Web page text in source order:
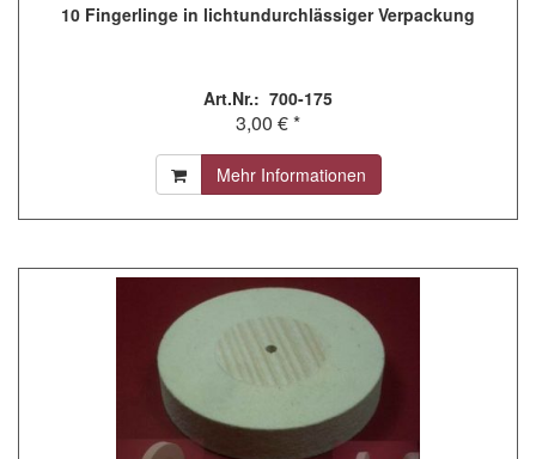
10 Fingerlinge in lichtundurchlässiger Verpackung
Art.Nr.: 700-175
3,00 € *
Mehr Informationen